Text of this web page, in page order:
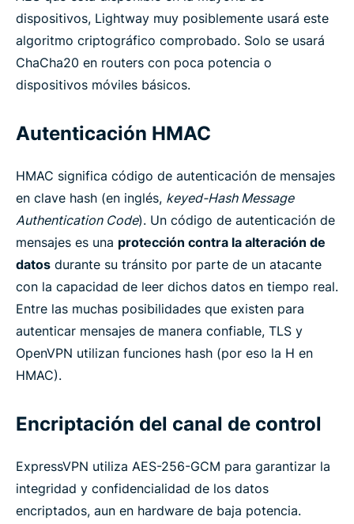
dispositivos, Lightway muy posiblemente usará este
algoritmo criptográfico comprobado. Solo se usará
ChaCha20 en routers con poca potencia o
dispositivos móviles básicos.
Autenticación HMAC
HMAC significa código de autenticación de mensajes
en clave hash (en inglés, keyed-Hash Message
Authentication Code). Un código de autenticación de
mensajes es una protección contra la alteración de
datos durante su tránsito por parte de un atacante
con la capacidad de leer dichos datos en tiempo real.
Entre las muchas posibilidades que existen para
autenticar mensajes de manera confiable, TLS y
OpenVPN utilizan funciones hash (por eso la H en
HMAC).
Encriptación del canal de control
ExpressVPN utiliza AES-256-GCM para garantizar la
integridad y confidencialidad de los datos
encriptados, aun en hardware de baja potencia.